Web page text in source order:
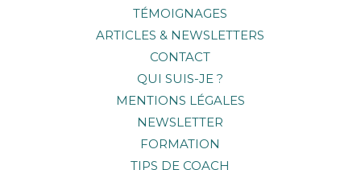
TÉMOIGNAGES
ARTICLES & NEWSLETTERS
CONTACT
QUI SUIS-JE ?
MENTIONS LÉGALES
NEWSLETTER
FORMATION
TIPS DE COACH